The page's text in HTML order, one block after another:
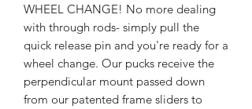
WHEEL CHANGE! No more dealing
with through rods- simply pull the
quick release pin and you're ready for a
wheel change. Our pucks receive the
perpendicular mount passed down
from our patented frame sliders to